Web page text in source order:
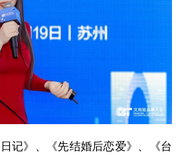
记》、《先结婚后恋爱》、《台